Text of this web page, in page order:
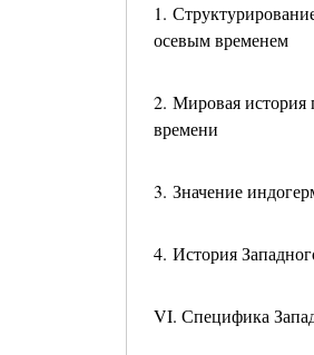
1.
осевым временем
2. Мировая история
времени
3. Значение
4. История
VI. Специфика